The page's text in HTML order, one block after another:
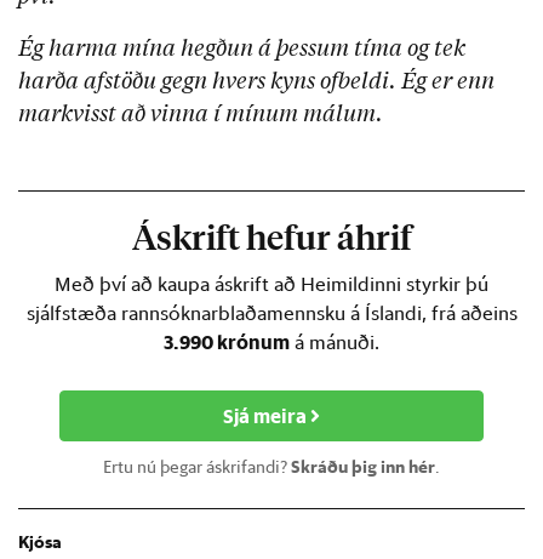
Ég harma mína hegðun á þessum tíma og tek
harða afstöðu gegn hvers kyns ofbeldi. Ég er enn
markvisst að vinna í mínum málum.
Áskrift hefur áhrif
Með því að kaupa áskrift að Heimildinni styrkir þú
sjálfstæða rannsóknarblaðamennsku á Íslandi, frá aðeins
3.990 krónum á mánuði.
Sjá meira
Ertu nú þegar áskrifandi?Skráðu þig inn hér.
Kjósa